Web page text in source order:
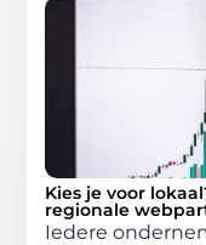
Kies je voor
regionale
Iedere